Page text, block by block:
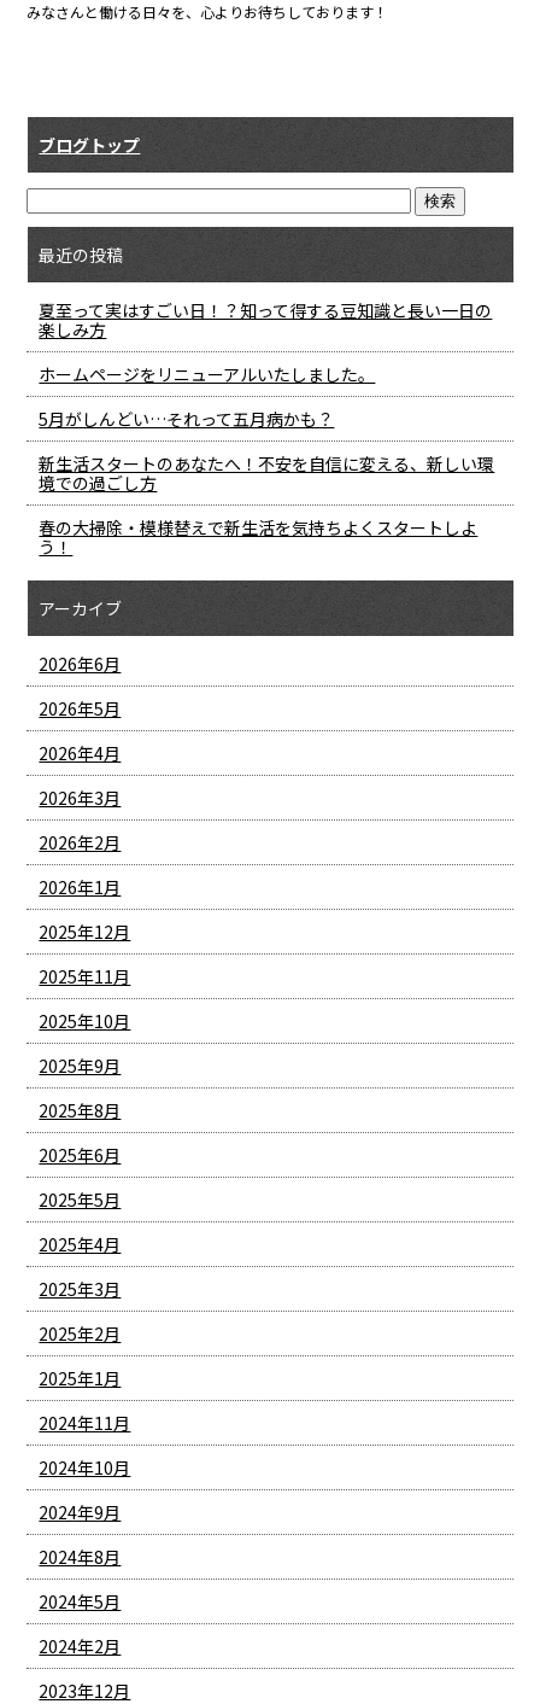
みなさんと働ける日々を、心よりお待ちしております！
ブログトップ
最近の投稿
夏至って実はすごい日！？知って得する豆知識と長い一日の
楽しみ方
ホームページをリニューアルいたしました。
5月がしんどい…それって五月病かも？
新生活スタートのあなたへ！不安を自信に変える、新しい環
境での過ごし方
春の大掃除・模様替えで新生活を気持ちよくスタートしよ
う！
アーカイブ
2026年6月
2026年5月
2026年4月
2026年3月
2026年2月
2026年1月
2025年12月
2025年11月
2025年10月
2025年9月
2025年8月
2025年6月
2025年5月
2025年4月
2025年3月
2025年2月
2025年1月
2024年11月
2024年10月
2024年9月
2024年8月
2024年5月
2024年2月
2023年12月